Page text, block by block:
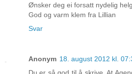
Ønsker deg ei forsatt nydelig
God og varm klem fra Lillian
Svar
Anonym 18. august 2012 kl.